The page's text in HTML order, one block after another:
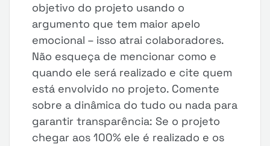
objetivo do projeto usando o
argumento que tem maior apelo
emocional – isso atrai colaboradores.
Não esqueça de mencionar como e
quando ele será realizado e cite quem
está envolvido no projeto. Comente
sobre a dinâmica do tudo ou nada para
garantir transparência: Se o projeto
chegar aos 100% ele é realizado e os